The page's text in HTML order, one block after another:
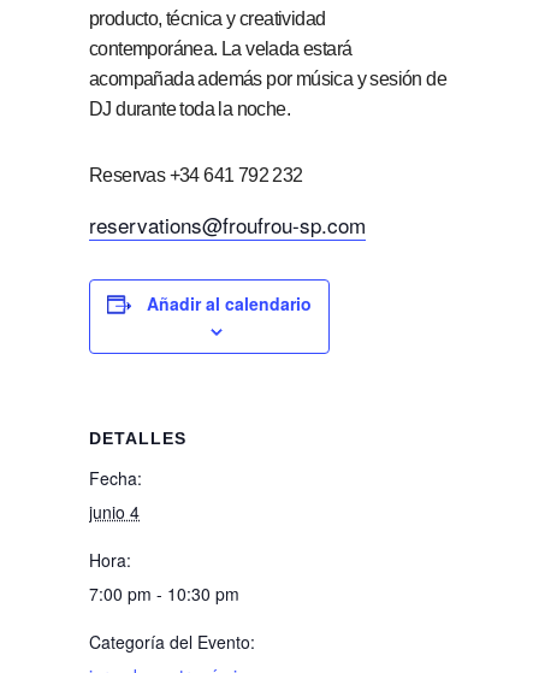
producto, técnica y creatividad
contemporánea. La velada estará
acompañada además por música y sesión de
DJ durante toda la noche.
Reservas +34 641 792 232
reservations@froufrou-sp.com
Añadir al calendario
DETALLES
Fecha:
junio 4
Hora:
7:00 pm - 10:30 pm
Categoría del Evento: